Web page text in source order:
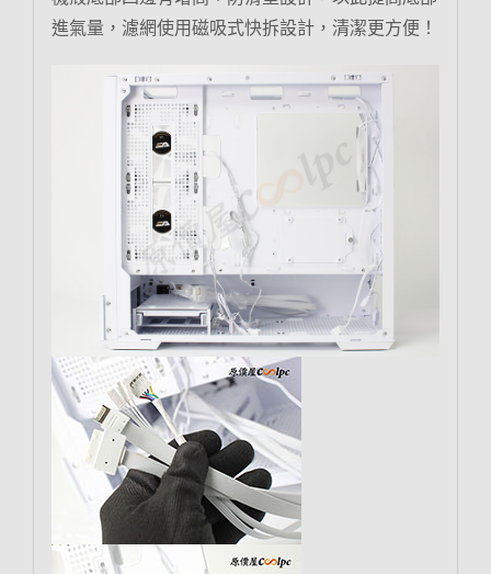
進氣量，濾網使用磁吸式快拆設計，清潔更方便！